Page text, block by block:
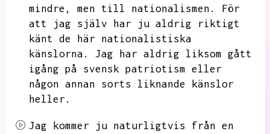
mindre,
men till nationalismen.
För
att jag själv har ju aldrig riktigt
känt de här nationalistiska
känslorna.
Jag har aldrig liksom gått
igång på svensk patriotism eller
någon annan sorts liknande känslor
heller.
Jag kommer ju naturligtvis från en